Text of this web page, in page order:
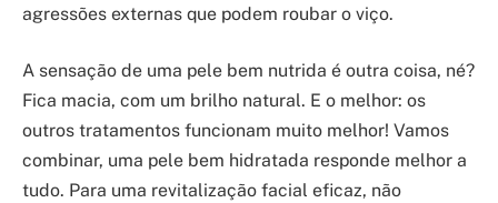
agressões externas que podem roubar o viço.
A sensação de uma pele bem nutrida é outra coisa, né?
Fica macia, com um brilho natural. E o melhor: os
outros tratamentos funcionam muito melhor! Vamos
combinar, uma pele bem hidratada responde melhor a
tudo. Para uma revitalização facial eficaz, não